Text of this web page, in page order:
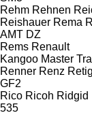
Rehm Rehnen
Reishauer Rema
AMT DZ
Rems Renault
Kangoo Master
Renner Renz
GF2
Rico Ricoh Ridgid
535